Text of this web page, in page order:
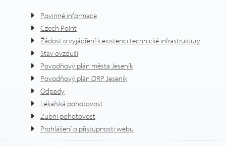
Povinné informace
Czech Point
Žádost o vyjádření k existenci technické infrastruktury
Stav ovzduší
Povodňový plán města Jeseník
Povodňový plán ORP Jeseník
Odpady
Lékařská pohotovost
Zubní pohotovost
Prohlášení o přístupnosti webu